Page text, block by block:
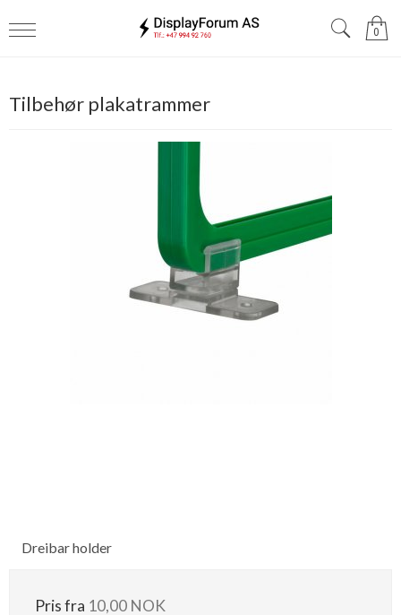
0
Tilbehør plakatrammer
Dreibar holder
Pris fra 10,00 NOK